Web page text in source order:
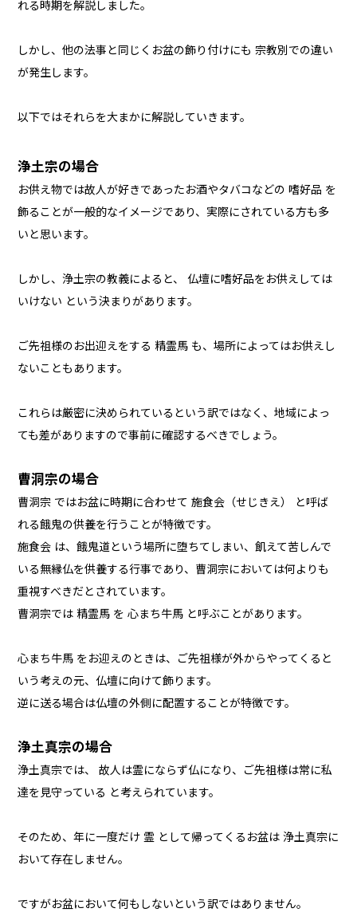
れる時期を解説しました。
しかし、他の法事と同じくお盆の飾り付けにも 宗教別での違い
が発生します。
以下ではそれらを大まかに解説していきます。
浄土宗の場合
お供え物では故人が好きであったお酒やタバコなどの 嗜好品 を
飾ることが一般的なイメージであり、実際にされている方も多
いと思います。
しかし、浄土宗の教義によると、 仏壇に嗜好品をお供えしては
いけない という決まりがあります。
ご先祖様のお出迎えをする 精霊馬 も、場所によってはお供えし
ないこともあります。
これらは厳密に決められているという訳ではなく、地域によっ
ても差がありますので事前に確認するべきでしょう。
曹洞宗の場合
曹洞宗 ではお盆に時期に合わせて 施食会（せじきえ） と呼ば
れる餓鬼の供養を行うことが特徴です。
施食会 は、餓鬼道という場所に堕ちてしまい、飢えて苦しんで
いる無縁仏を供養する行事であり、曹洞宗においては何よりも
重視すべきだとされています。
曹洞宗では 精霊馬 を 心まち牛馬 と呼ぶことがあります。
心まち牛馬 をお迎えのときは、ご先祖様が外からやってくると
いう考えの元、仏壇に向けて飾ります。
逆に送る場合は仏壇の外側に配置することが特徴です。
浄土真宗の場合
浄土真宗では、 故人は霊にならず仏になり、ご先祖様は常に私
達を見守っている と考えられています。
そのため、年に一度だけ 霊 として帰ってくるお盆は 浄土真宗に
おいて存在しません。
ですがお盆において何もしないという訳ではありません。